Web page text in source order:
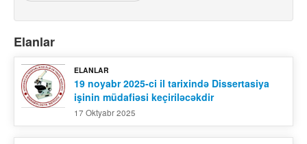
Elanlar
ELANLAR
19 noyabr 2025-ci il tarixində Dissertasiya
işinin müdafiəsi keçiriləcəkdir
17 Oktyabr 2025